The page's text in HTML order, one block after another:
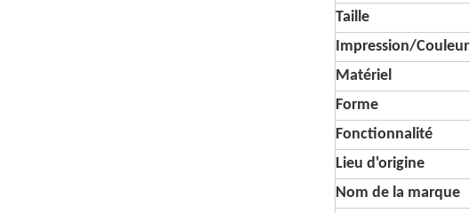
Taille
Impression/Couleur
Matériel
Forme
Fonctionnalité
Lieu d'origine
Nom de la marque